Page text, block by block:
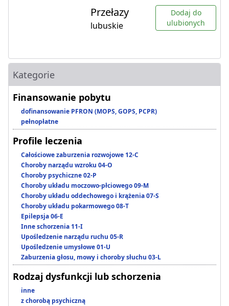
Przełazy
lubuskie
Dodaj do
ulubionych
Kategorie
Finansowanie pobytu
dofinansowanie PFRON (MOPS, GOPS, PCPR)
pełnopłatne
Profile leczenia
Całościowe zaburzenia rozwojowe 12-C
Choroby narządu wzroku 04-O
Choroby psychiczne 02-P
Choroby układu moczowo-płciowego 09-M
Choroby układu oddechowego i krążenia 07-S
Choroby układu pokarmowego 08-T
Epilepsja 06-E
Inne schorzenia 11-I
Upośledzenie narządu ruchu 05-R
Upośledzenie umysłowe 01-U
Zaburzenia głosu, mowy i choroby słuchu 03-L
Rodzaj dysfunkcji lub schorzenia
inne
z chorobą psychiczną